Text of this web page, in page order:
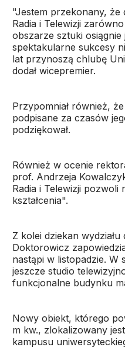
"Jestem przekonany, że
Radia i Telewizji
obszarze sztuki osiągnie
spektakularne sukcesy
lat przynoszą chlubę
dodał wicepremier.
Przypomniał również,
podpisane za czasów
podziękował.
Również w ocenie
prof. Andrzeja
Radia i Telewizji pozwoli
kształcenia".
Z kolei dziekan
Doktorowicz
nastąpi w listopadzie. W
jeszcze studio
funkcjonalne budynku
Nowy obiekt, którego
m kw., zlokalizowany
kampusu